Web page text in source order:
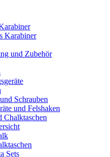
Karabiner
und Zubehör
Schrauben
und Felshaken
Chalktaschen
Sets